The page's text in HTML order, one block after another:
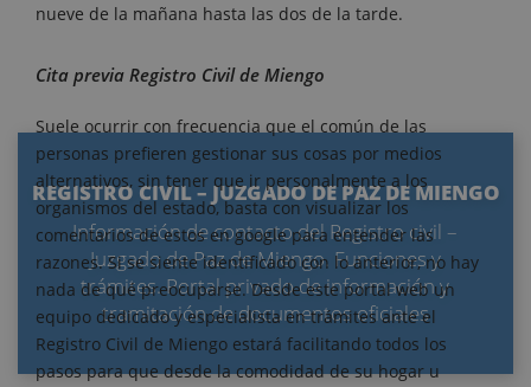
REGISTRO CIVIL – JUZGADO DE PAZ DE MIENGO
Información de contacto del Registro civil –
Juzgado de Paz de Miengo. Funciones y
trámites. Portal privado de información y
tramitación de documentos oficiales
nueve de la mañana hasta las dos de la tarde.
Cita previa Registro Civil de Miengo
Suele ocurrir con frecuencia que el común de las
personas prefieren gestionar sus cosas por medios
alternativos, sin tener que ir personalmente a los
organismos del estado, basta con visualizar los
comentarios de estos en google para entender las
razones. Si se siente identificado con lo anterior, no hay
nada de qué preocuparse. Desde este portal web un
equipo dedicado y especialista en trámites ante el
Registro Civil de Miengo estará facilitando todos los
pasos para que desde la comodidad de su hogar u